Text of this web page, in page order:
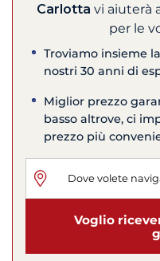
Carlotta vi aiuterà
per le
Troviamo insieme
nostri 30 anni di
Miglior prezzo
basso altrove, ci
prezzo più
Voglio